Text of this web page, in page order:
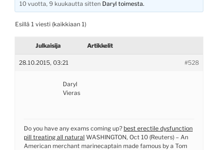
10 vuotta, 9 kuukautta sitten Daryl toimesta.
Esillä 1 viesti (kaikkiaan 1)
Julkaisija Artikkelit
28.10.2015, 03:21 #528
Daryl
Vieras
Do you have any exams coming up? best erectile dysfunction
pill treating all natural WASHINGTON, Oct 10 (Reuters) – An
American merchant marinecaptain made famous by a Tom